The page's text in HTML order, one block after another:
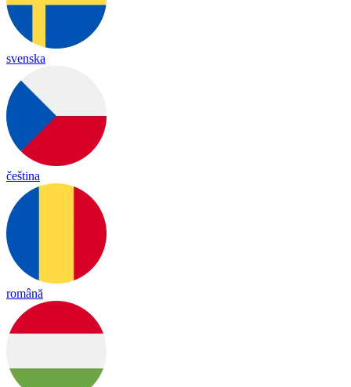
svenska
čeština
română